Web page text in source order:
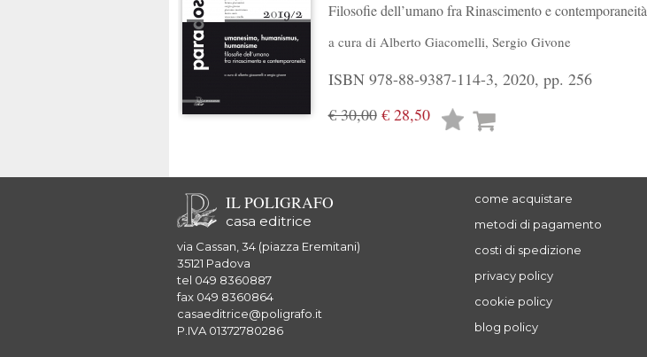
Filosofie dell’umano fra Rinascimento e contemporaneità
a cura di Alberto Giacomelli, Sergio Givone
ISBN 978-88-9387-114-3, 2020, pp. 256
€ 30,00€ 28,50
Lista
IL POLIGRAFO
casa editrice
via Cassan, 34 (piazza Eremitani)
35121 Padova
tel 049 8360887
fax 049 8360864
casaeditrice@poligrafo.it
P.IVA 01372780286
come acquistare
metodi di pagamento
costi di spedizione
privacy policy
cookie policy
blog policy